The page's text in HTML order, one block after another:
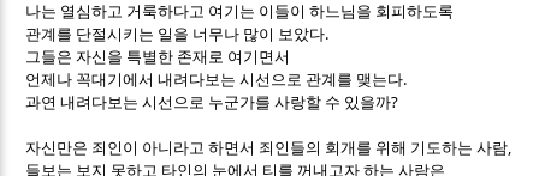
나는 열심하고 거룩하다고 여기는 이들이 하느님을 회피하도록
관계를 단절시키는 일을 너무나 많이 보았다.
그들은 자신을 특별한 존재로 여기면서
언제나 꼭대기에서 내려다보는 시선으로 관계를 맺는다.
과연 내려다보는 시선으로 누군가를 사랑할 수 있을까?
자신만은 죄인이 아니라고 하면서 죄인들의 회개를 위해 기도하는 사람,
들보는 보지 못하고 타인의 눈에서 티를 꺼내고자 하는 사람은